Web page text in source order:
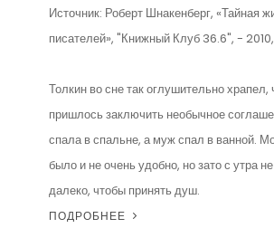
Источник: Роберт Шнакенберг, «Тайная
писателей», "Книжный Клуб 36.6", -
Толкин во сне так оглушительно
пришлось заключить необычное
спала в спальне, а муж спал в ванной.
было и не очень удобно, но зато с утра
далеко, чтобы принять душ.
ПОДРОБНЕЕ